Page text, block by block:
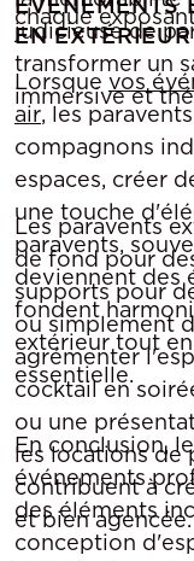
chaque
judicieuse de
transformer un
immersive et
ÉVÉNEMENTS
EN EXTÉRIEUR
Lorsque vos
air, les
compagnons
espaces, créer
une touche
paravents,
deviennent des
fondent
extérieur tout
essentielle.
Les paravents
de fond pour
supports pour
ou simplement
agrémenter
cocktail en
ou une
les locations de
contribuent à
et bien agencée.
En conclusion,
événements
des éléments
conception